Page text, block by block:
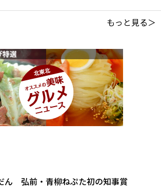
もっと見る＞
ん 弘前・青柳ねぷた初の知事賞